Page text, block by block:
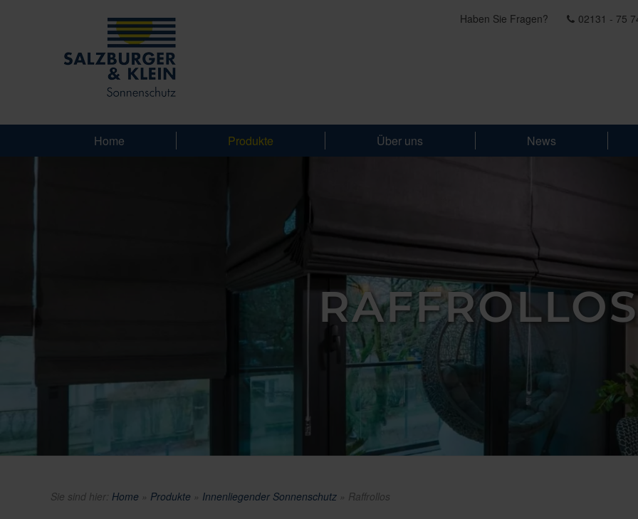
Haben Sie Fragen? 02131 - 75
Home Produkte Über uns News
RAFFROLLOS
Sie sind hier: Home » Produkte » Innenliegender Sonnenschutz » Raffrollos